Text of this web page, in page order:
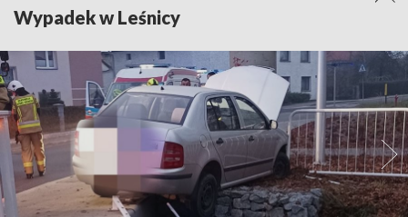
Wypadek w Leśnicy